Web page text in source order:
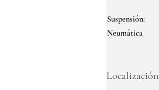
Suspensión:
Neumática
Localización